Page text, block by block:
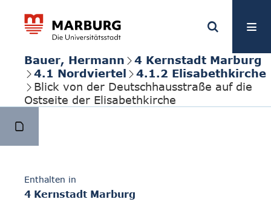
Bauer, Hermann
4 Kernstadt Marburg
4.1 Nordviertel
4.1.2 Elisabethkirche
Blick von der Deutschhausstraße auf die
Ostseite der Elisabethkirche
Enthalten in
4 Kernstadt Marburg